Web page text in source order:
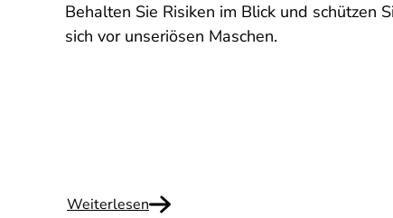
Behalten Sie Risiken im Blick und schützen
sich vor unseriösen Maschen.
Weiterlesen